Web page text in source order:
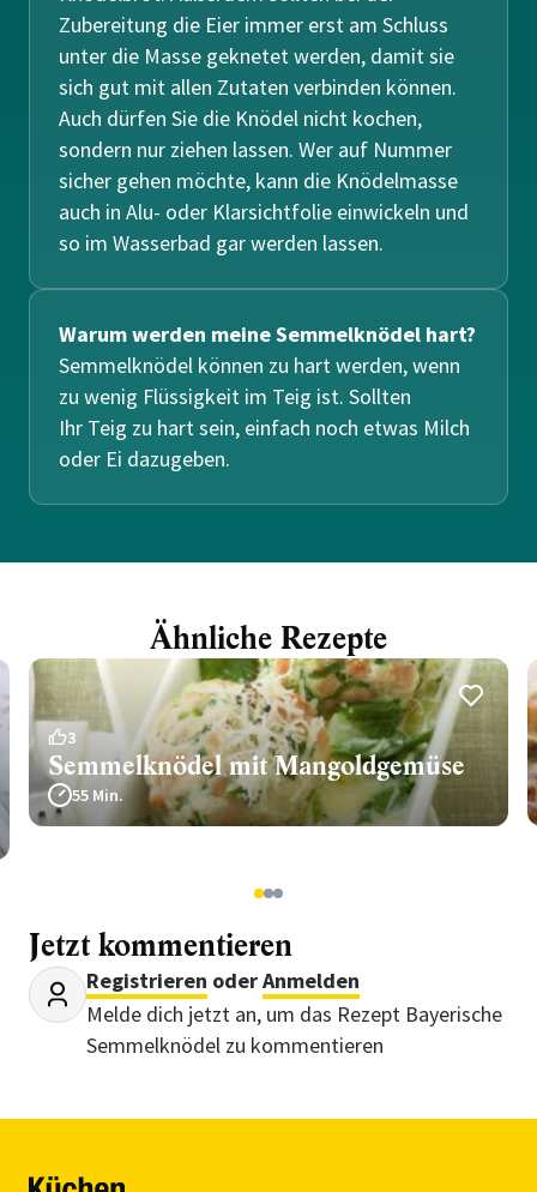
Zubereitung die Eier immer erst am Schluss
unter die Masse geknetet werden, damit sie
sich gut mit allen Zutaten verbinden können.
Auch dürfen Sie die Knödel nicht kochen,
sondern nur ziehen lassen. Wer auf Nummer
sicher gehen möchte, kann die Knödelmasse
auch in Alu- oder Klarsichtfolie einwickeln und
so im Wasserbad gar werden lassen.
Warum werden meine Semmelknödel hart?
Semmelknödel können zu hart werden, wenn
zu wenig Flüssigkeit im Teig ist. Sollten
Ihr Teig zu hart sein, einfach noch etwas Milch
oder Ei dazugeben.
Ähnliche Rezepte
3
Semmelknödel mit Mangoldgemüse
55 Min.
123
Jetzt kommentieren
Registrieren oderAnmelden
Melde dich jetzt an, um das Rezept Bayerische
Semmelknödel zu kommentieren